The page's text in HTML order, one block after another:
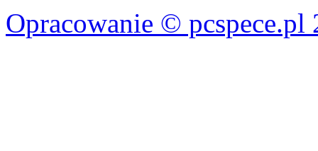
Opracowanie © pcspece.pl